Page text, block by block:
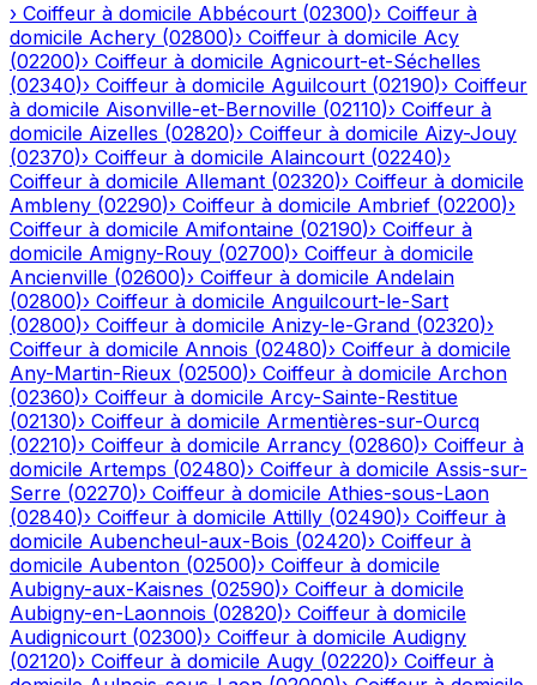
› Coiffeur à domicile Abbécourt (02300)› Coiffeur à
domicile Achery (02800)› Coiffeur à domicile Acy
(02200)› Coiffeur à domicile Agnicourt-et-Séchelles
(02340)› Coiffeur à domicile Aguilcourt (02190)› Coiffeur
à domicile Aisonville-et-Bernoville (02110)› Coiffeur à
domicile Aizelles (02820)› Coiffeur à domicile Aizy-Jouy
(02370)› Coiffeur à domicile Alaincourt (02240)›
Coiffeur à domicile Allemant (02320)› Coiffeur à domicile
Ambleny (02290)› Coiffeur à domicile Ambrief (02200)›
Coiffeur à domicile Amifontaine (02190)› Coiffeur à
domicile Amigny-Rouy (02700)› Coiffeur à domicile
Ancienville (02600)› Coiffeur à domicile Andelain
(02800)› Coiffeur à domicile Anguilcourt-le-Sart
(02800)› Coiffeur à domicile Anizy-le-Grand (02320)›
Coiffeur à domicile Annois (02480)› Coiffeur à domicile
Any-Martin-Rieux (02500)› Coiffeur à domicile Archon
(02360)› Coiffeur à domicile Arcy-Sainte-Restitue
(02130)› Coiffeur à domicile Armentières-sur-Ourcq
(02210)› Coiffeur à domicile Arrancy (02860)› Coiffeur à
domicile Artemps (02480)› Coiffeur à domicile Assis-sur-
Serre (02270)› Coiffeur à domicile Athies-sous-Laon
(02840)› Coiffeur à domicile Attilly (02490)› Coiffeur à
domicile Aubencheul-aux-Bois (02420)› Coiffeur à
domicile Aubenton (02500)› Coiffeur à domicile
Aubigny-aux-Kaisnes (02590)› Coiffeur à domicile
Aubigny-en-Laonnois (02820)› Coiffeur à domicile
Audignicourt (02300)› Coiffeur à domicile Audigny
(02120)› Coiffeur à domicile Augy (02220)› Coiffeur à